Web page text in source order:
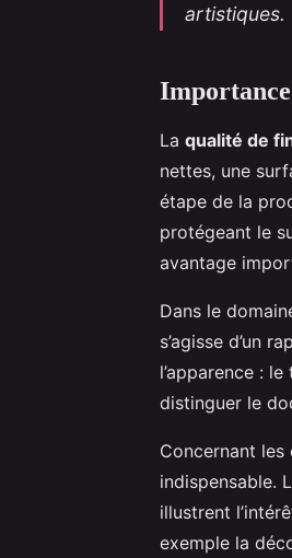
artistiques.
La qualité de
nettes, une
étape de la
protégeant le
avantage
Dans le
s’agisse d’un
l’apparence :
distinguer le
Concernant
indispensable.
illustrent
exemple la